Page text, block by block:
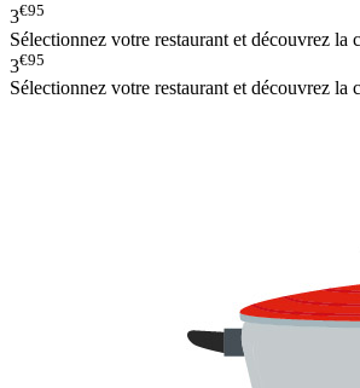
3€95
Sélectionnez votre restaurant et découvrez la
3€95
Sélectionnez votre restaurant et découvrez la